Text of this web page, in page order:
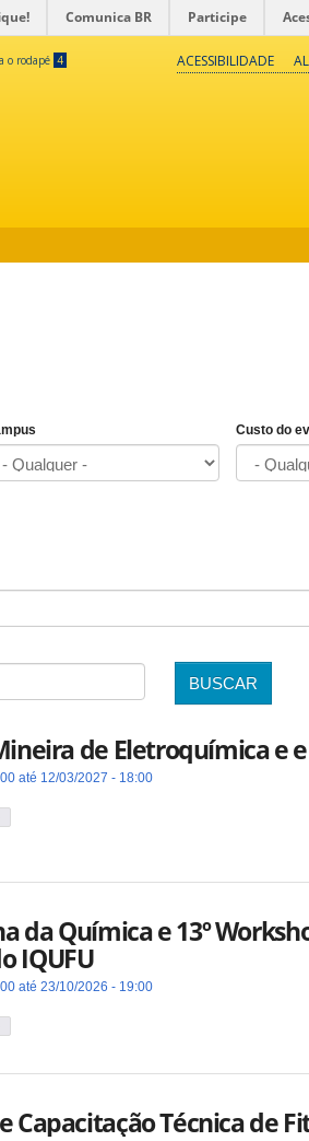
Comunica BR Participe
o rodapé 4 ACESSIBILIDADE
Custo do
BUSCAR
de Eletroquímica e
até 12/03/2027 - 18:00
da Química e 13º
IQUFU
até 23/10/2026 - 19:00
Capacitação Técnica de